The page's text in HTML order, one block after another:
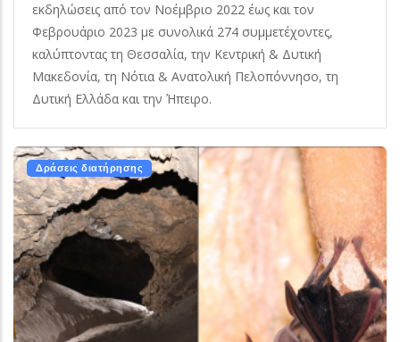
εκδηλώσεις από τον Νοέμβριο 2022 έως και τον
Φεβρουάριο 2023 με συνολικά 274 συμμετέχοντες,
καλύπτοντας τη Θεσσαλία, την Κεντρική & Δυτική
Μακεδονία, τη Νότια & Ανατολική Πελοπόννησο, τη
Δυτική Ελλάδα και την Ήπειρο.
Δράσεις διατήρησης